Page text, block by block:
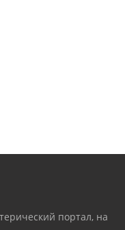
портал, на